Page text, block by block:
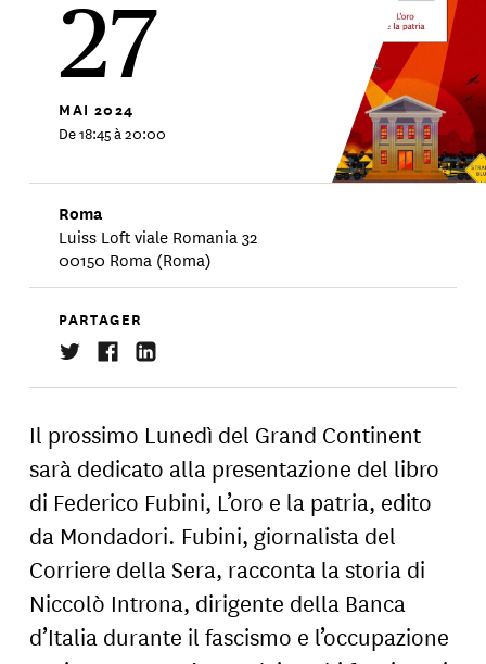
27
MAI 2024
De 18:45 à 20:00
Roma
Luiss Loft viale Romania 32
00150 Roma (Roma)
PARTAGER
Il prossimo Lunedì del Grand Continent
sarà dedicato alla presentazione del libro
di Federico Fubini, L’oro e la patria, edito
da Mondadori. Fubini, giornalista del
Corriere della Sera, racconta la storia di
Niccolò Introna, dirigente della Banca
d’Italia durante il fascismo e l’occupazione